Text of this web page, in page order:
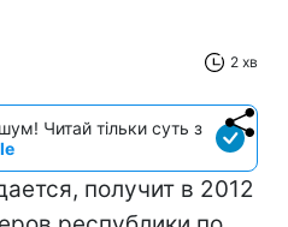
2 хв
Читай тільки суть з
получит в 2012